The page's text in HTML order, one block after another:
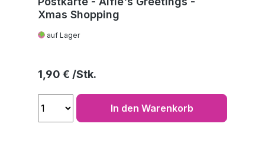
Xmas Shopping
auf Lager
Regulärer Preis:
1,90 €
In den Warenkorb